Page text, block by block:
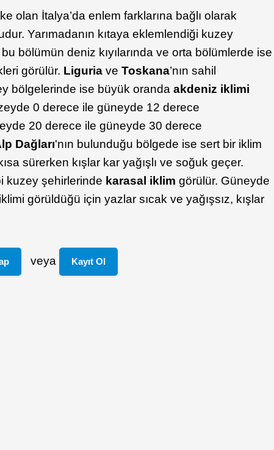
olan İtalya’da enlem farklarına bağlı olarak
Yarımadanın kıtaya eklemlendiği kuzey
bölümün deniz kıyılarında ve orta bölümlerde ise
görülür. Liguria veToskana’nın sahil
bölgelerinde ise büyük orandaakdeniz iklimi
0 derece ile güneyde 12 derece
20 derece ile güneyde 30 derece
Dağları'nın bulunduğu bölgede ise sert bir iklim
sürerken kışlar kar yağışlı ve soğuk geçer.
kuzey şehirlerinde karasal iklim görülür. Güneyde
görüldüğü için yazlar sıcak ve yağışsız, kışlar
veya Kayıt Ol